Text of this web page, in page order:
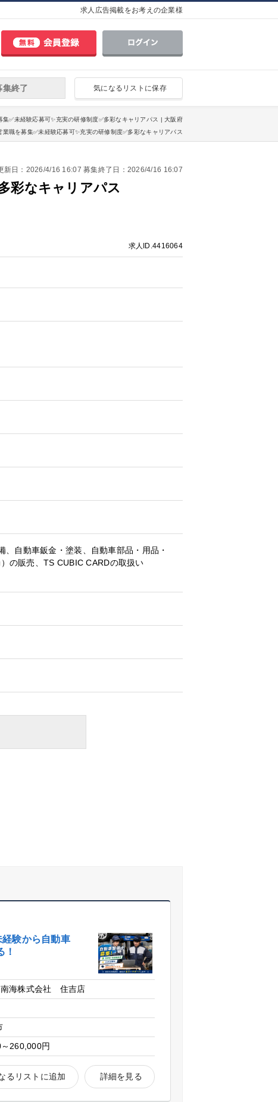
求人広告掲載をお考えの企業様
気になるリストに保存
集終了
未経験応募可✨充実の研修制度✅多彩なキャリアパス | 大阪府
を募集✅未経験応募可✨充実の研修制度✅多彩なキャリアパス
新日：2026/4/16 16:07 募集終了日：2026/4/16 16:07
彩なキャリアパス
求人ID.4416064
自動車鈑金・塗装、自動車部品・用品・
の販売、TS CUBIC CARDの取扱い
経験から自動車
！
南海株式会社 住吉店
260,000円
詳細を見る
るリストに追加